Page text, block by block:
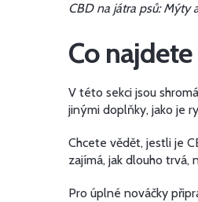
CBD na játra psů: Mýty
Co
V této sekci jsou
jinými doplňky, jako je
Chcete vědět, jestli je
zajímá, jak dlouho trvá,
Pro úplné nováčky